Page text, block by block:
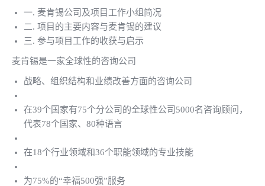
一. 麦肯锡公司及项目工作小组简况
二. 项目的主要内容与麦肯锡的建议
三. 参与项目工作的收获与启示
麦肯锡是一家全球性的咨询公司
战略、组织结构和业绩改善方面的咨询公司
在39个国家有75个分公司的全球性公司5000名咨询顾问，
代表78个国家、80种语言
在18个行业领域和36个职能领域的专业技能
为75%的“幸福500强”服务